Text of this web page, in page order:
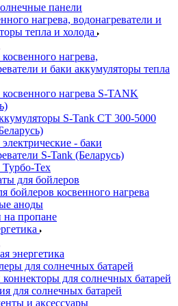
панели
нагрева, водонагреватели и
тепла и холода
нагрева,
и баки аккумуляторы тепла
нагрева S-TANK
S-Tank СТ 300-5000
- баки
S-Tank (Беларусь)
Тех
для бойлеров
бойлеров косвенного нагрева
аноды
на пропане
энергетика
для солнечных батарей
коннекторы для солнечных батарей
для солнечных батарей
и аксессуары